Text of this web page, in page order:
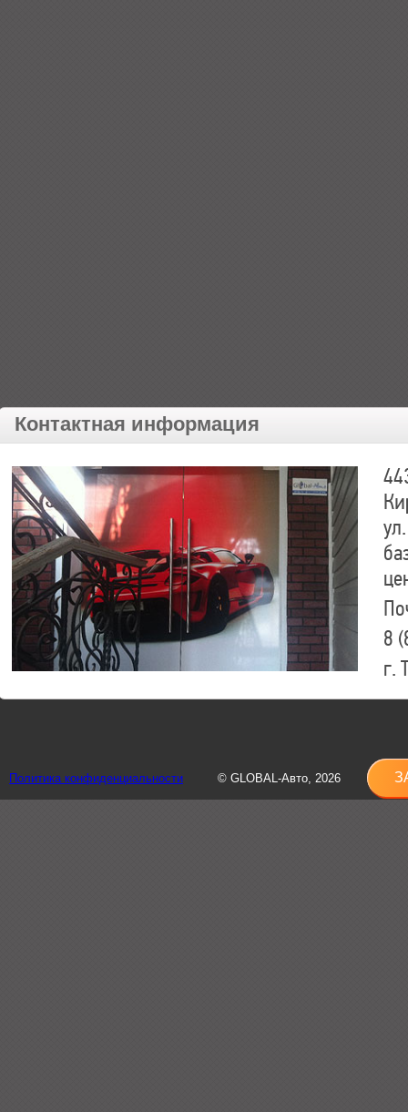
Контактная информация
8
г.
8
Политика конфиденциальности © GLOBAL-Авто, 2026